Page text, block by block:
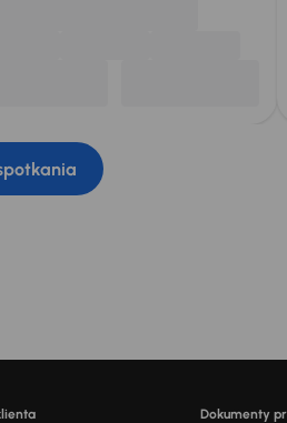
Dokumenty